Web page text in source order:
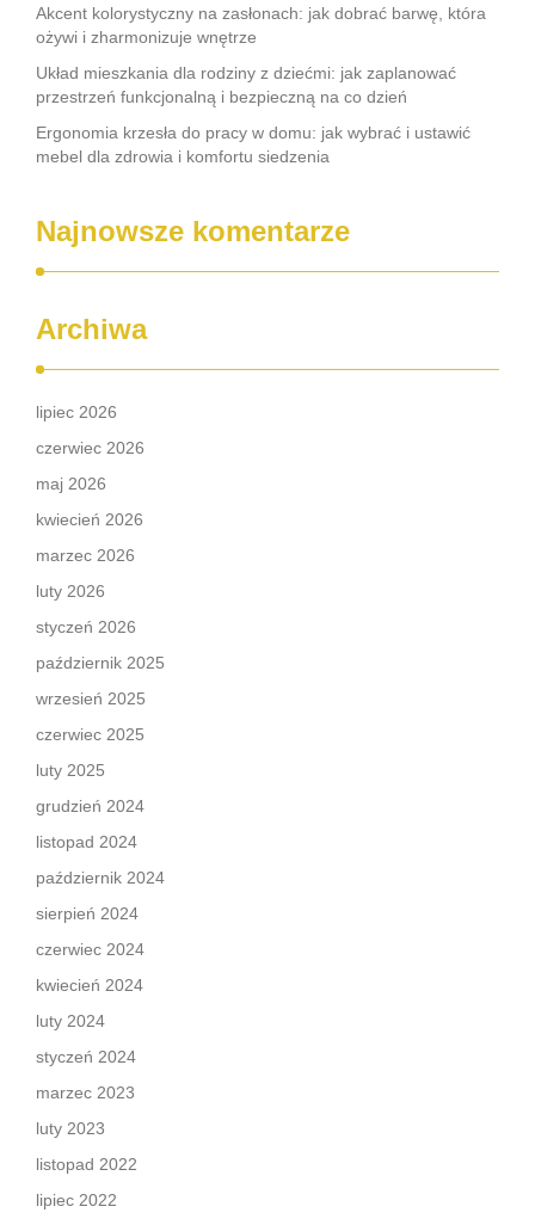
Akcent kolorystyczny na zasłonach: jak dobrać barwę, która
ożywi i zharmonizuje wnętrze
Układ mieszkania dla rodziny z dziećmi: jak zaplanować
przestrzeń funkcjonalną i bezpieczną na co dzień
Ergonomia krzesła do pracy w domu: jak wybrać i ustawić
mebel dla zdrowia i komfortu siedzenia
Najnowsze komentarze
Archiwa
lipiec 2026
czerwiec 2026
maj 2026
kwiecień 2026
marzec 2026
luty 2026
styczeń 2026
październik 2025
wrzesień 2025
czerwiec 2025
luty 2025
grudzień 2024
listopad 2024
październik 2024
sierpień 2024
czerwiec 2024
kwiecień 2024
luty 2024
styczeń 2024
marzec 2023
luty 2023
listopad 2022
lipiec 2022